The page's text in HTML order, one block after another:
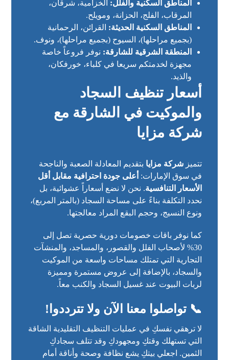
المناطق السكنية والفلل: الخزامية، شرقان،
المرقاب، الفلج، الحزانة، ومويلح.
المناطق السكنية الحديثة: القرائن، الرحمانية
(بجميع مراحلها)، السيوح (بجميع مراحلها)، ونوف.
المنطقة الشرقية للشارقة: نوفر فروعاً خاصة
مجهزة لخدمتكم سريعا في كلباء، خورفكان،
والذيد.
أسعار تنظيف السجاد
والموكيت في الشارقة مع
شركة مزايا
تتميزشركة مزايا بتقديم المعادلة الصعبة والناجحة
في سوق الإمارات: أعلى جودة احترافية مقابل أقل
الأسعار التنافسية. نحن لا نضع أسعاراً عشوائية، بل
نحدد التكلفة بناءً على مساحة السجاد (بالمتر المربع)،
ونوع النسيج، وحجم البقع المراد معالجتها.
كما نوفر باقات خصومات دورية حصرية تصل إلى
30% لأصحاب الفلل والقصور، والمساجد، والمنشآت
التجارية التي تمتلك مساحات واسعة من الموكيت
والسجاد، بالإضافة إلى عروض مستمرة ومميزة
لربات البيوت عند غسيل السجاد والكنب معاً.
📞 تواصلوا معنا الآن ولا تترددوا!
لا ترهقي نفسكِ في عمليات التنظيف التقليدية الشاقة
التي تستهلك وقتكِ ومجهودكِ وقد تتلف سجادكِ
الثمين. اجعلي بيتكِ يشع نظافة وصحة وأناقة أمام